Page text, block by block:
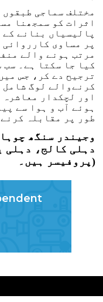
مختلف سماجی
اثرات کو سمجھنا
پالیسیاں بنانے
پر مساوی
مرتب ہونے والے
کیا جا سکتا ہے۔ سب
ترجیح دے کر، جس
کرنےوالے لوگ شامل
اور لچکدار
ہوئے آب و ہوا سے
طور پر مقابلہ کرنے
دہلی کالج، دہلی
پروفیسر ہیں۔)